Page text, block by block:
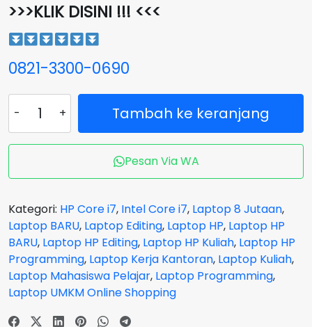
>>>KLIK DISINI !!! <<<
0821-3300-0690
Laptop
HP
14-
i7
1255U
RAM
16
GB
SSD
512
GB
Tambah ke keranjang
Pesan Via WA
Kategori: HP Core i7, Intel Core i7, Laptop 8 Jutaan,
Laptop BARU, Laptop Editing, Laptop HP, Laptop HP
BARU, Laptop HP Editing, Laptop HP Kuliah, Laptop HP
Programming, Laptop Kerja Kantoran, Laptop Kuliah,
Laptop Mahasiswa Pelajar, Laptop Programming,
Laptop UMKM Online Shopping